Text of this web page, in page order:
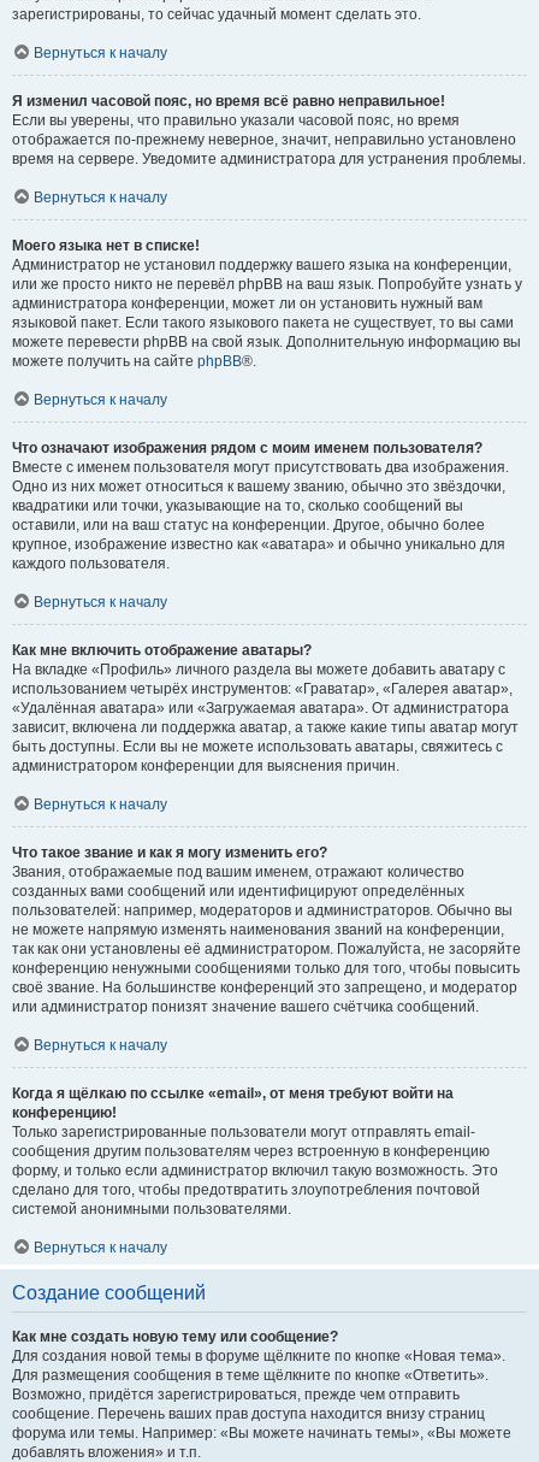
зарегистрированы, то сейчас удачный момент сделать это.
Вернуться к началу
Я изменил часовой пояс, но время всё равно неправильное!
Если вы уверены, что правильно указали часовой пояс, но время
отображается по-прежнему неверное, значит, неправильно установлено
время на сервере. Уведомите администратора для устранения проблемы.
Вернуться к началу
Моего языка нет в списке!
Администратор не установил поддержку вашего языка на конференции,
или же просто никто не перевёл phpBB на ваш язык. Попробуйте узнать у
администратора конференции, может ли он установить нужный вам
языковой пакет. Если такого языкового пакета не существует, то вы сами
можете перевести phpBB на свой язык. Дополнительную информацию вы
можете получить на сайте phpBB®.
Вернуться к началу
Что означают изображения рядом с моим именем пользователя?
Вместе с именем пользователя могут присутствовать два изображения.
Одно из них может относиться к вашему званию, обычно это звёздочки,
квадратики или точки, указывающие на то, сколько сообщений вы
оставили, или на ваш статус на конференции. Другое, обычно более
крупное, изображение известно как «аватара» и обычно уникально для
каждого пользователя.
Вернуться к началу
Как мне включить отображение аватары?
На вкладке «Профиль» личного раздела вы можете добавить аватару с
использованием четырёх инструментов: «Граватар», «Галерея аватар»,
«Удалённая аватара» или «Загружаемая аватара». От администратора
зависит, включена ли поддержка аватар, а также какие типы аватар могут
быть доступны. Если вы не можете использовать аватары, свяжитесь с
администратором конференции для выяснения причин.
Вернуться к началу
Что такое звание и как я могу изменить его?
Звания, отображаемые под вашим именем, отражают количество
созданных вами сообщений или идентифицируют определённых
пользователей: например, модераторов и администраторов. Обычно вы
не можете напрямую изменять наименования званий на конференции,
так как они установлены её администратором. Пожалуйста, не засоряйте
конференцию ненужными сообщениями только для того, чтобы повысить
своё звание. На большинстве конференций это запрещено, и модератор
или администратор понизят значение вашего счётчика сообщений.
Вернуться к началу
Когда я щёлкаю по ссылке «email», от меня требуют войти на
конференцию!
Только зарегистрированные пользователи могут отправлять email-
сообщения другим пользователям через встроенную в конференцию
форму, и только если администратор включил такую возможность. Это
сделано для того, чтобы предотвратить злоупотребления почтовой
системой анонимными пользователями.
Вернуться к началу
Создание сообщений
Как мне создать новую тему или сообщение?
Для создания новой темы в форуме щёлкните по кнопке «Новая тема».
Для размещения сообщения в теме щёлкните по кнопке «Ответить».
Возможно, придётся зарегистрироваться, прежде чем отправить
сообщение. Перечень ваших прав доступа находится внизу страниц
форума или темы. Например: «Вы можете начинать темы», «Вы можете
добавлять вложения» и т.п.